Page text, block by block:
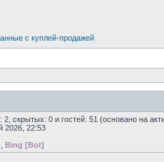
с куплей-продажей
2, скрытых: 0 и гостей: 51 (основано на
2026, 22:53
Bing [Bot]